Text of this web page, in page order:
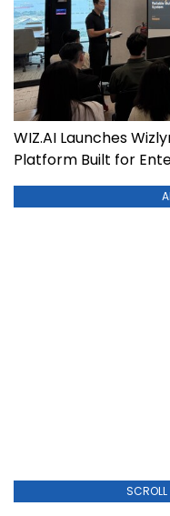
WIZ.AI Launches
Platform Built for
SCROLL